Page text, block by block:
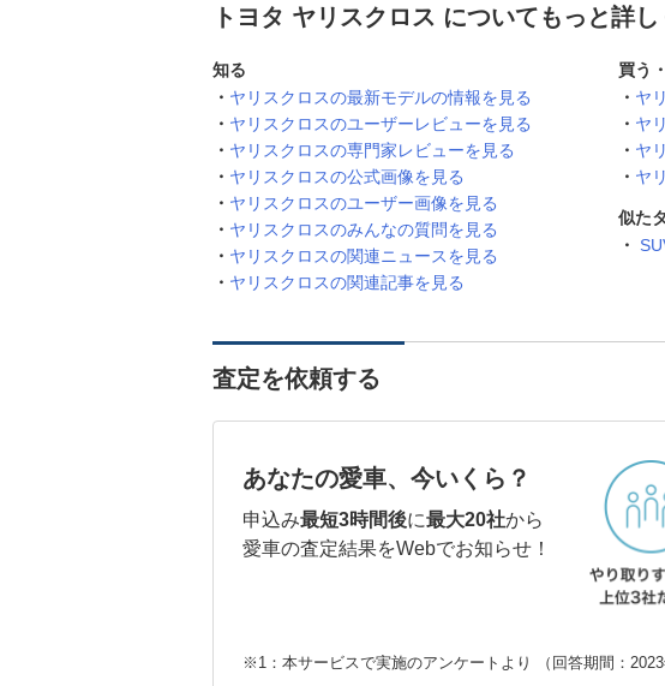
トヨタ ヤリスクロス についてもっと詳し
知る
ヤリスクロスの最新モデルの情報を見る
ヤリスクロスのユーザーレビューを見る
ヤリスクロスの専門家レビューを見る
ヤリスクロスの公式画像を見る
ヤリスクロスのユーザー画像を見る
ヤリスクロスのみんなの質問を見る
ヤリスクロスの関連ニュースを見る
ヤリスクロスの関連記事を見る
買う
ヤ
ヤ
ヤ
ヤ
似た
査定を依頼する
あなたの愛車、今いくら？
申込み最短3時間後に最大20社から
愛車の査定結果をWebでお知らせ！
※1：本サービスで実施のアンケートより （回答期間：2023